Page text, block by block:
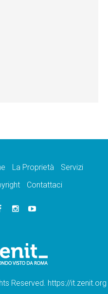
La Proprietà
Servizi
Contattaci
Reserved. https://it.zenit.org